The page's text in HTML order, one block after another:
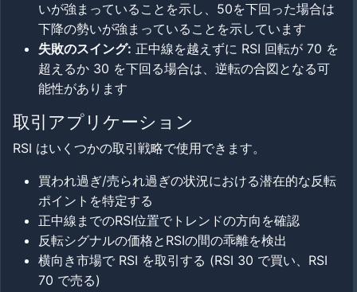
いが強まっていることを示し、50を下回った場合は
下降の勢いが強まっていることを示しています
失敗のスイング: 正中線を越えずに RSI 回転が 70 を
超えるか 30 を下回る場合は、逆転の合図となる可
能性があります
取引アプリケーション
RSI はいくつかの取引戦略で使用できます。
買われ過ぎ/売られ過ぎの状況における潜在的な反転
ポイントを特定する
正中線までのRSI位置でトレンドの方向を確認
反転シグナルの価格とRSIの間の乖離を検出
横向き市場で RSI を取引する (RSI 30 で買い、RSI
70 で売る)